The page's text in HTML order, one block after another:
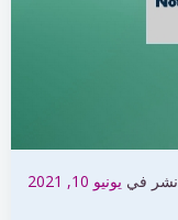
نشر في يونيو 10, 2021